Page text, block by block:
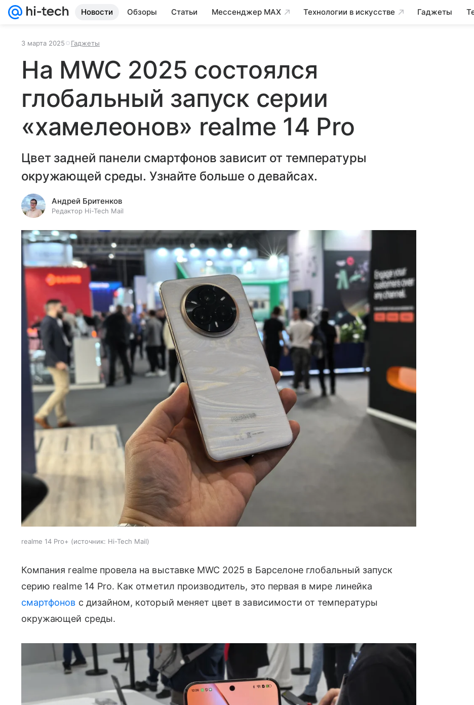
Новости Обзоры Статьи Мессенджер MAX Технологии в искусстве Гаджеты
3 марта 2025 Гаджеты
На MWC 2025 состоялся
глобальный запуск серии
«хамелеонов» realme 14 Pro
Цвет задней панели смартфонов зависит от температуры
окружающей среды. Узнайте больше о девайсах.
Андрей Бритенков
Редактор Hi-Tech Mail
realme 14 Pro+ источник: Hi-Tech Mail
Компания realme провела на выставке MWC 2025 в Барселоне глобальный запуск
серию realme 14 Pro. Как отметил производитель, это первая в мире линейка
смартфонов с дизайном, который меняет цвет в зависимости от температуры
окружающей среды.